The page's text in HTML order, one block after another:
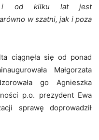
i od kilku lat jest
w szatni, jak i poza
ciągnęła się od ponad
Małgorzata
go Agnieszka
p.o. prezydent Ewa
sprawę doprowadził